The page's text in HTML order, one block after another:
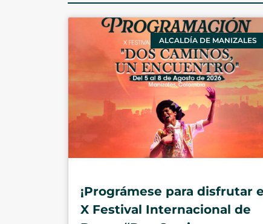
ALCALDÍA DE MANIZALES
¡Prográmese para disfrutar
X Festival Internacional de